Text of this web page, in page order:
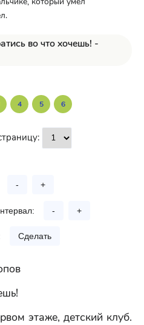
во что хочешь! -
4 5 6
- +
- +
Сделать
этаже, детский клуб.